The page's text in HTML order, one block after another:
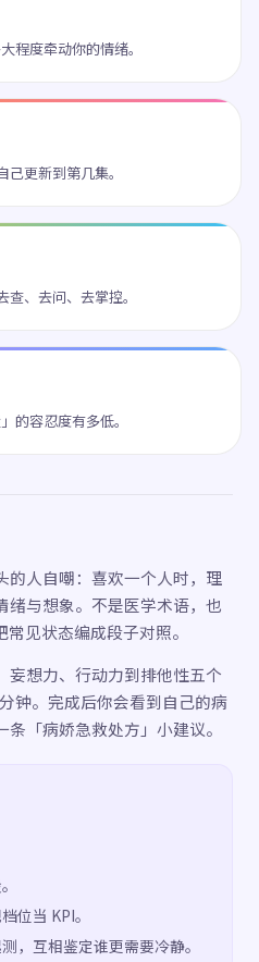
程度牵动你的情绪。
更新到第几集。
、去问、去掌控。
的容忍度有多低。
的人自嘲：喜欢一个人时，理
绪与想象。不是医学术语，也
见状态编成段子对照。
妄想力、行动力到排他性五个
钟。完成后你会看到自己的病
「病娇急救处方」小建议。
位当 KPI。
，互相鉴定谁更需要冷静。